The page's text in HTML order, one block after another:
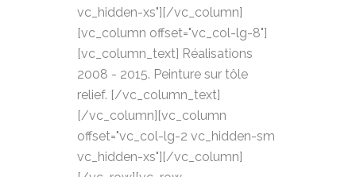
vc_hidden-xs"][/vc_column]
[vc_column offset="vc_col-lg-8"]
[vc_column_text] Réalisations
2008 - 2015. Peinture sur tôle
relief. [/vc_column_text]
[/vc_column][vc_column
offset="vc_col-lg-2 vc_hidden-sm
vc_hidden-xs"][/vc_column]